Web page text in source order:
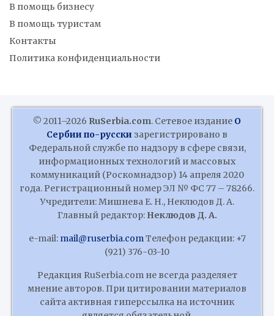
В помощь бизнесу
В помощь туристам
Контакты
Политика конфиденциальности
© 2011–2026 RuSerbia.com. Сетевое издание О
Сербии по-русски зарегистрировано в
Федеральной службе по надзору в сфере связи,
информационных технологий и массовых
коммуникаций (Роскомнадзор) 14 апреля 2020
года. Регистрационный номер ЭЛ № ФС 77 – 78266.
Учредители: Мишнева Е. Н., Неклюдов Д. А.
Главный редактор: Неклюдов Д. А.
e-mail: mail@ruserbia.comТелефон редакции: +7
(921) 376-03-10
Редакция RuSerbia.com не всегда разделяет
мнение авторов. При цитировании материалов
сайта активная гиперссылка на источник